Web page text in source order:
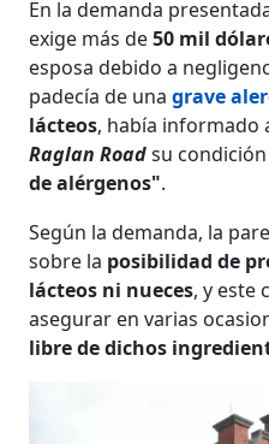
En la demanda
exige más de50 mil
esposa debido a
padecía de unagrave
lácteos, había informado
Raglan Roadsu
de alérgenos".
Según la demanda, la
sobre la posibilidad de
lácteos ni nueces, y este
asegurar en varias
libre de dichos